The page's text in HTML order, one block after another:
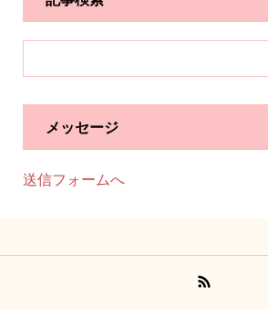
メッセージ
送信フォームへ